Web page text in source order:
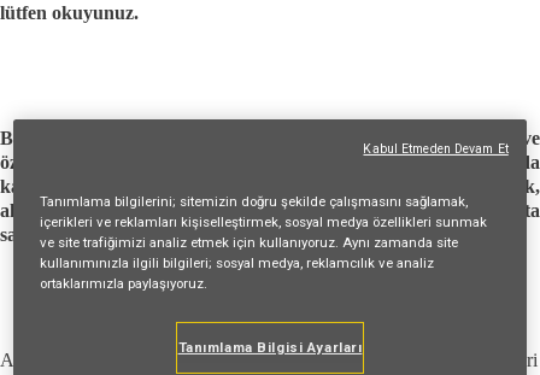
lütfen okuyunuz.
Bu aydınlatma metninde açıklandığı şekilde kişisel verileriniz ve
özel nitelikli kişisel verileriniz İlgili mevzuat kapsamında
kaydedebilecek, arşivlenebilecek, güncellenebilecek,
aktarılabilecek, sınıflandırılabilecek ve KVKK ve ilgili mevzuatta
sayılan
şekillerde işlenebilecektir.
A- Kişisel Verileriniz, İşlenme Amaçları ve Hukuki Sebepleri
Tanımlama bilgilerini; sitemizin doğru şekilde çalışmasını sağlamak,
içerikleri ve reklamları kişiselleştirmek, sosyal medya özellikleri sunmak
ve site trafiğimizi analiz etmek için kullanıyoruz. Aynı zamanda site
kullanımınızla ilgili bilgileri; sosyal medya, reklamcılık ve analiz
ortaklarımızla paylaşıyoruz.
Tanımlama Bilgisi Ayarları
Kabul Etmeden Devam Et